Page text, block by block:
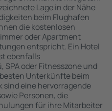
Lage in der Nähe
beim Flughafen
die kostenlosen
oder Apartment
entspricht. Ein Hotel
ebenfalls
oder Fitnesszone und
Unterkünfte beim
sind eine hervorragende
Personen, die
für ihre Mitarbeiter